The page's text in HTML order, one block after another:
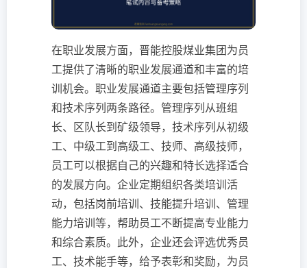
在职业发展方面，晋能控股煤业集团为员
工提供了清晰的职业发展通道和丰富的培
训机会。职业发展通道主要包括管理序列
和技术序列两条路径。管理序列从班组
长、区队长到矿级领导，技术序列从初级
工、中级工到高级工、技师、高级技师，
员工可以根据自己的兴趣和特长选择适合
的发展方向。企业定期组织各类培训活
动，包括岗前培训、技能提升培训、管理
能力培训等，帮助员工不断提高专业能力
和综合素质。此外，企业还会评选优秀员
工、技术能手等，给予表彰和奖励，为员